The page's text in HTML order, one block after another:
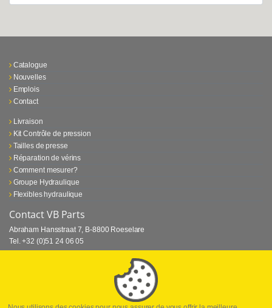
Catalogue
Nouvelles
Emplois
Contact
Livraison
Kit Contrôle de pression
Tailles de presse
Réparation de vérins
Comment mesurer?
Groupe Hydraulique
Flexibles hydraulique
Contact VB Parts
Abraham Hansstraat 7, B-8800 Roeselare
Tel. +32 (0)51 24 06 05
⏳ Dernier mois de promotion Webtec!
Promotion Webtec Equipements De Test Portatifs